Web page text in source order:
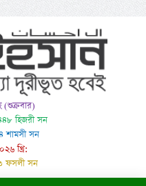
হিজরী সন
শামসী সন
খ্রি:
ফসলী সন